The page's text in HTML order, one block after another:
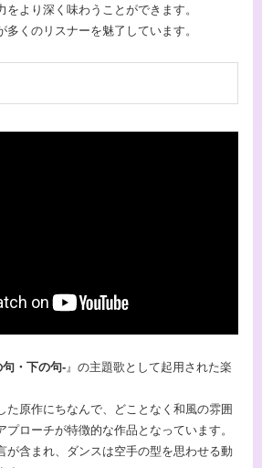
より深く味わうことができます。
くのリスナーを魅了しています。
・下の句- 』の主題歌として起用された楽
た原作にちなんで、どことなく和風の雰囲
ローチが特徴的な作品となっています。
が含まれ、ダンスは空手の型を思わせる動